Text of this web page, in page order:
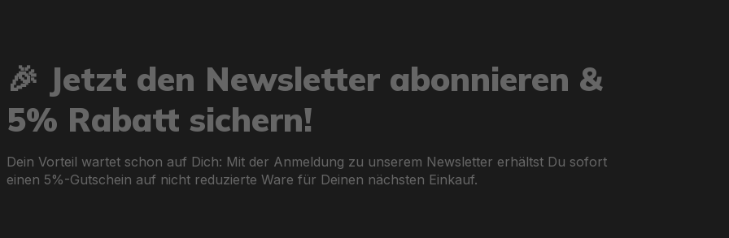
Innovative Features für einzigartige Erlebnisse
Panorama-Fenster: Beobachte die Unterwasserwelt, während Du über das Wasser gleitest.
🎉 Jetzt den Newsletter abonnieren &
5% Rabatt sichern!
Dein Vorteil wartet schon auf Dich: Mit der Anmeldung zu unserem Newsletter erhältst Du sofort
einen 5%-Gutschein auf nicht reduzierte Ware für Deinen nächsten Einkauf.